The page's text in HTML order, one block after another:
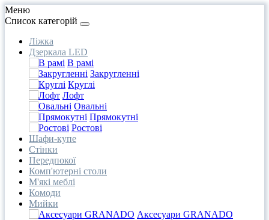
Меню
Список категорій
Ліжка
Дзеркала LED
В рамі
Закругленні
Круглі
Лофт
Овальні
Прямокутні
Ростові
Шафи-купе
Стінки
Передпокої
Комп'ютерні столи
М'які меблі
Комоди
Мийки
Аксесуари GRANADO